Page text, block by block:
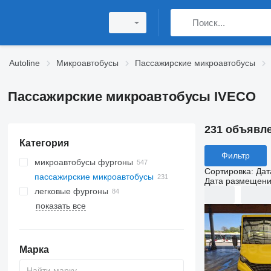
Autoline Микроавтобусы Пассажирские микроавтобусы
Пассажирские микроавтобусы IVECO
Категория
микроавтобусы фургоны
пассажирские микроавтобусы
легковые фургоны
показать все
Марка
231
Фильтр
Сортировка:
Дата